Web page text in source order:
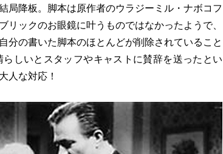
局降板。脚本は原作者のウラジーミル・ナボコフ
ックのお眼鏡に叶うものではなかったようで、
分の書いた脚本のほとんどが削除されていること
しいとスタッフやキャストに賛辞を送ったとい
人な対応！